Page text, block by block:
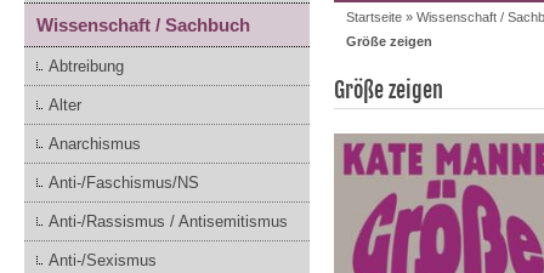
Wissenschaft / Sachbuch
Abtreibung
Alter
Anarchismus
Anti-/Faschismus/NS
Anti-/Rassismus / Antisemitismus
Anti-/Sexismus
Startseite » Wissenschaft /
Größe zeigen
Größe zeigen